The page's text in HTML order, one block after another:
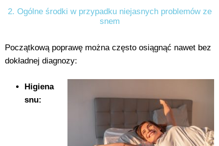
2. Ogólne środki w przypadku niejasnych problemów ze
snem
Początkową poprawę można często osiągnąć nawet bez
dokładnej diagnozy:
Higiena
snu: